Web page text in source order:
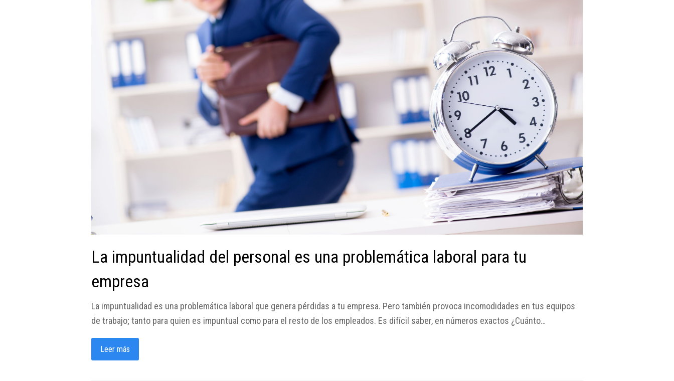
La impuntualidad del personal es una problemática laboral para tu
empresa
La impuntualidad es una problemática laboral que genera pérdidas a tu empresa. Pero también provoca incomodidades en tus equipos
de trabajo; tanto para quien es impuntual como para el resto de los empleados. Es difícil saber, en números exactos ¿Cuánto…
Leer más